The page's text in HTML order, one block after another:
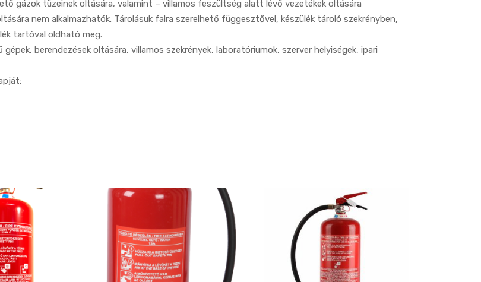
gázok tüzeinek oltására, valamint – villamos feszültség alatt lévő vezetékek oltására
nem alkalmazhatók. Tárolásuk falra szerelhető függesztővel, készülék tároló szekrényben,
tartóval oldható meg.
berendezések oltására, villamos szekrények, laboratóriumok, szerver helyiségek, ipari